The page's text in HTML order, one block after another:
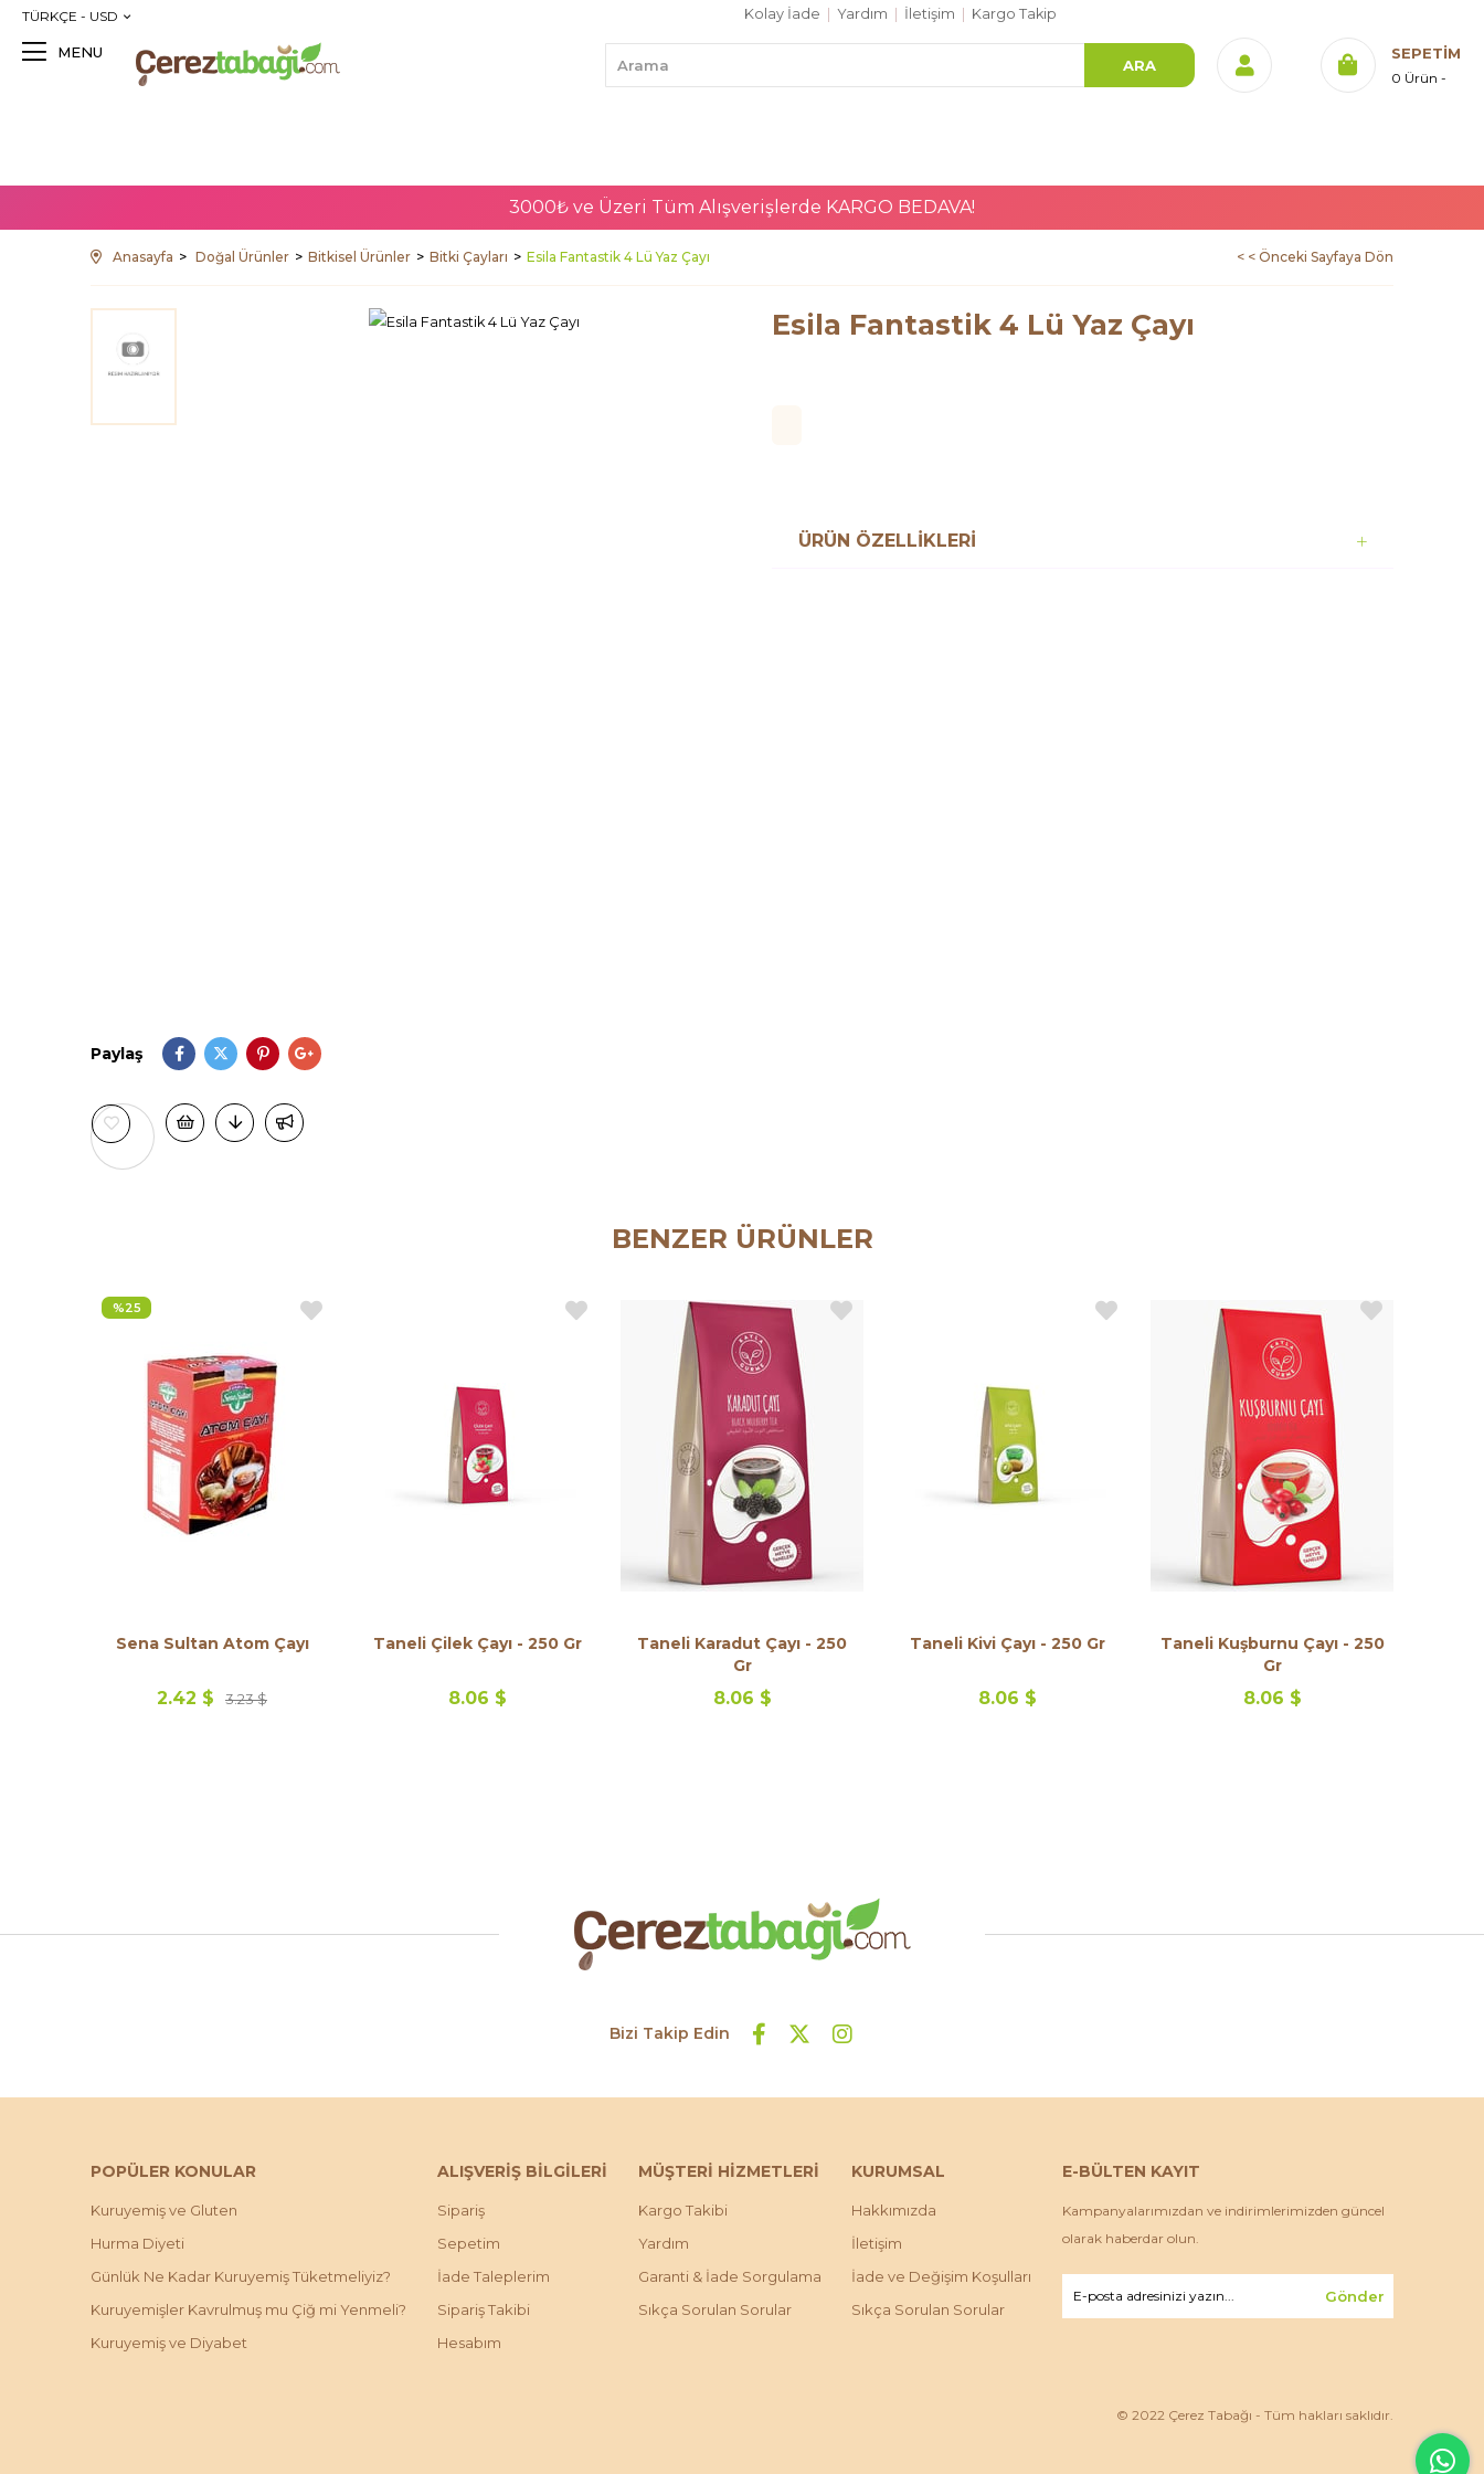
MENU SEPETIM
0 Ürün
TÜRKÇE - USD Kolay İade Yardım İletişim Kargo Takip
3000₺ ve Üzeri Tüm Alışverişlerde KARGO BEDAVA!
Anasayfa Doğal Ürünler Bitkisel Ürünler Bitki Çayları Esila Fantastik 4 Lü Yaz Çayı < < Önceki Sayfaya Dön
Paylaş
Esila Fantastik 4 Lü Yaz Çayı
ÜRÜN ÖZELLIKLERI
BENZER ÜRÜNLER
Sena Sultan Atom Çayı
2.42 $ 3.23 $
%25
Taneli Çilek Çayı - 250 Gr
8.06 $
Taneli Karadut Çayı - 250
Gr
8.06 $
Taneli Kivi Çayı - 250 Gr
8.06 $
Taneli Kuşburnu Çayı - 250
Gr
8.06 $
Bizi Takip Edin
POPÜLER KONULAR
Kuruyemiş ve Gluten
Hurma Diyeti
Günlük Ne Kadar Kuruyemiş Tüketmeliyiz?
Kuruyemişler Kavrulmuş mu Çiğ mi Yenmeli?
Kuruyemiş ve Diyabet
ALIŞVERİŞ BİLGİLERİ
Sipariş
Sepetim
İade Taleplerim
Sipariş Takibi
Hesabım
MÜŞTERİ HİZMETLERİ
Kargo Takibi
Yardım
Garanti & İade Sorgulama
Sıkça Sorulan Sorular
KURUMSAL
Hakkımızda
İletişim
İade ve Değişim Koşulları
Sıkça Sorulan Sorular
E-BÜLTEN KAYIT
Kampanyalarımızdan ve indirimlerimizden güncel
olarak haberdar olun.
Gönder
© 2022 Çerez Tabağı - Tüm hakları saklıdır.